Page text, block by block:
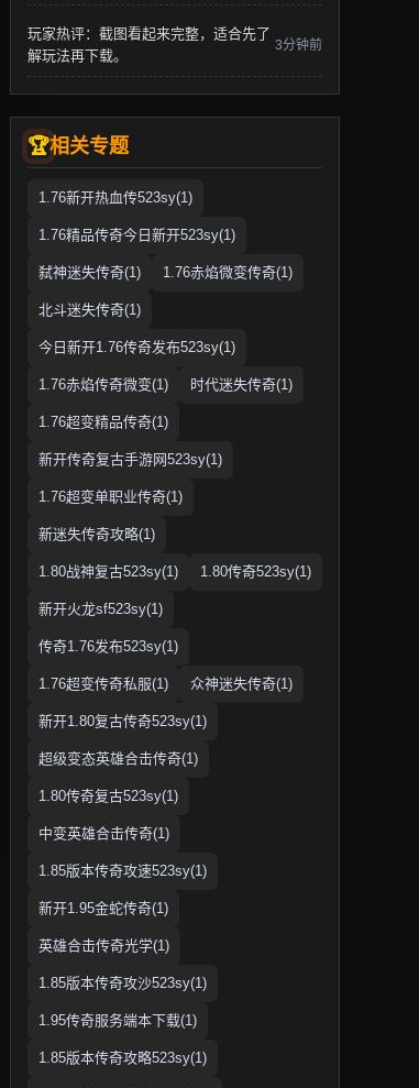
玩家热评：截图看起来完整，适合先了
解玩法再下载。
3分钟前
相关专题
1.76新开热血传523sy(1)
1.76精品传奇今日新开523sy(1)
弑神迷失传奇(1) 1.76赤焰微变传奇(1)
北斗迷失传奇(1)
今日新开1.76传奇发布523sy(1)
1.76赤焰传奇微变(1) 时代迷失传奇(1)
1.76超变精品传奇(1)
新开传奇复古手游网523sy(1)
1.76超变单职业传奇(1)
新迷失传奇攻略(1)
1.80战神复古523sy(1) 1.80传奇523sy(1)
新开火龙sf523sy(1)
传奇1.76发布523sy(1)
1.76超变传奇私服(1) 众神迷失传奇(1)
新开1.80复古传奇523sy(1)
超级变态英雄合击传奇(1)
1.80传奇复古523sy(1)
中变英雄合击传奇(1)
1.85版本传奇攻速523sy(1)
新开1.95金蛇传奇(1)
英雄合击传奇光学(1)
1.85版本传奇攻沙523sy(1)
1.95传奇服务端本下载(1)
1.85版本传奇攻略523sy(1)